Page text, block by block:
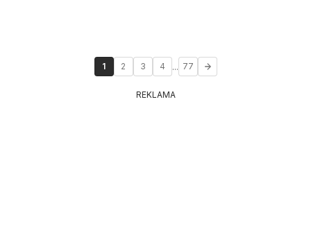
1 2 3 4 ... 77
REKLAMA